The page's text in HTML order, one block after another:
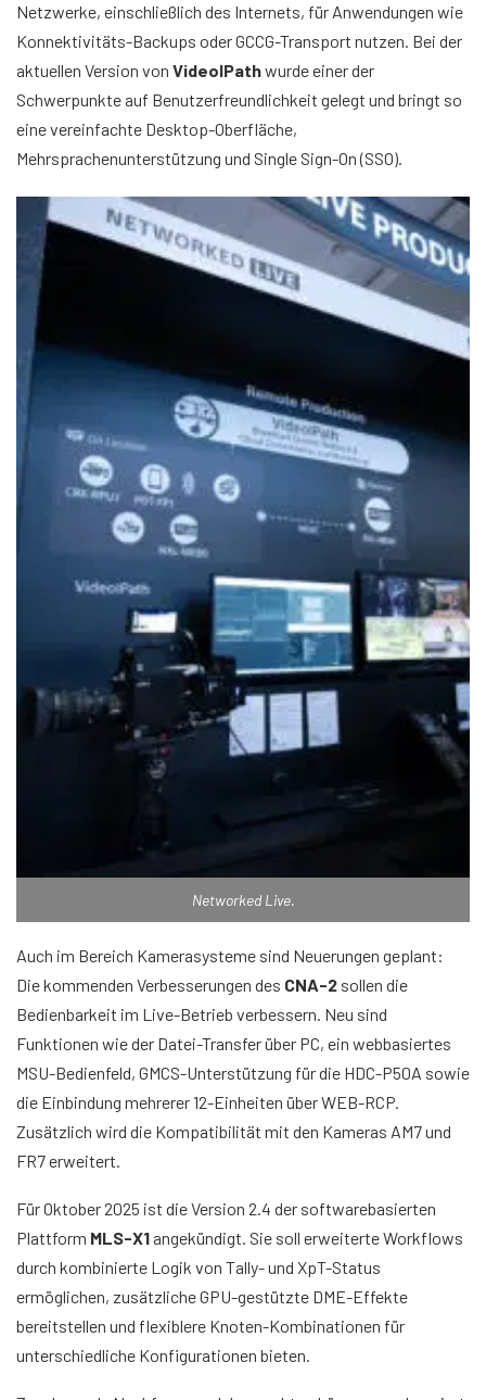
Netzwerke, einschließlich des Internets, für Anwendungen wie
Konnektivitäts-Backups oder GCCG-Transport nutzen. Bei der
aktuellen Version von VideoIPathwurde einer der
Schwerpunkte auf Benutzerfreundlichkeit gelegt und bringt so
eine vereinfachte Desktop-Oberfläche,
Mehrsprachenunterstützung und Single Sign-On (SSO).
Networked Live.
Auch im Bereich Kamerasysteme sind Neuerungen geplant:
Die kommenden Verbesserungen des CNA-2 sollen die
Bedienbarkeit im Live-Betrieb verbessern. Neu sind
Funktionen wie der Datei-Transfer über PC, ein webbasiertes
MSU-Bedienfeld, GMCS-Unterstützung für die HDC-P50A sowie
die Einbindung mehrerer 12-Einheiten über WEB-RCP.
Zusätzlich wird die Kompatibilität mit den Kameras AM7 und
FR7 erweitert.
Für Oktober 2025 ist die Version 2.4 der softwarebasierten
Plattform MLS-X1 angekündigt. Sie soll erweiterte Workflows
durch kombinierte Logik von Tally- und XpT-Status
ermöglichen, zusätzliche GPU-gestützte DME-Effekte
bereitstellen und flexiblere Knoten-Kombinationen für
unterschiedliche Konfigurationen bieten.